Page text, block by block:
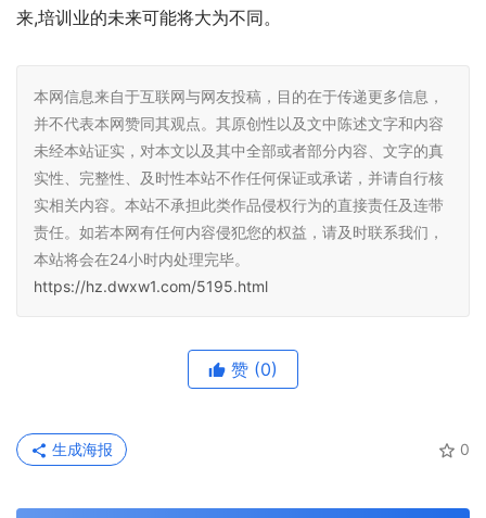
来,培训业的未来可能将大为不同。
本网信息来自于互联网与网友投稿，目的在于传递更多信息，
并不代表本网赞同其观点。其原创性以及文中陈述文字和内容
未经本站证实，对本文以及其中全部或者部分内容、文字的真
实性、完整性、及时性本站不作任何保证或承诺，并请自行核
实相关内容。本站不承担此类作品侵权行为的直接责任及连带
责任。如若本网有任何内容侵犯您的权益，请及时联系我们，
本站将会在24小时内处理完毕。
https://hz.dwxw1.com/5195.html
赞 (0)
0
生成海报